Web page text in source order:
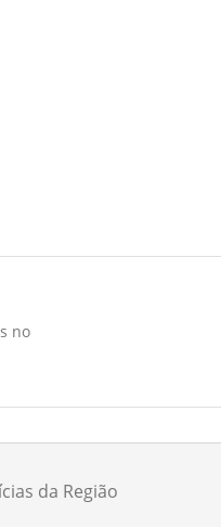
no
da Região